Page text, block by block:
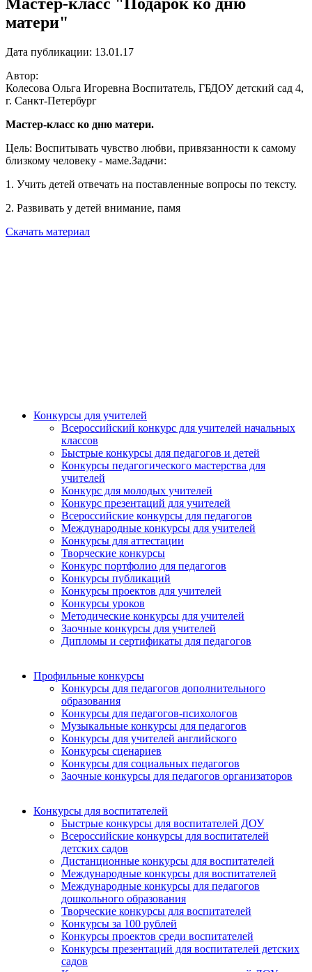
матери"
Дата публикации: 13.01.17
Автор:
Колесова Ольга Игоревна Воспитатель, ГБДОУ детский сад 4,
г. Санкт-Петербург
Мастер-класс ко дню матери.
Цель: Воспитывать чувство любви, привязанности к самому
близкому человеку - маме.Задачи:
1. Учить детей отвечать на поставленные вопросы по тексту.
2. Развивать у детей внимание, памя
Скачать материал
Конкурсы для учителей
Всероссийский конкурс для учителей начальных
классов
Быстрые конкурсы для педагогов и детей
Конкурсы педагогического мастерства для
учителей
Конкурс для молодых учителей
Конкурс презентаций для учителей
Всероссийские конкурсы для педагогов
Международные конкурсы для учителей
Конкурсы для аттестации
Творческие конкурсы
Конкурс портфолио для педагогов
Конкурсы публикаций
Конкурсы проектов для учителей
Конкурсы уроков
Методические конкурсы для учителей
Заочные конкурсы для учителей
Дипломы и сертификаты для педагогов
Профильные конкурсы
Конкурсы для педагогов дополнительного
образования
Конкурсы для педагогов-психологов
Музыкальные конкурсы для педагогов
Конкурсы для учителей английского
Конкурсы сценариев
Конкурсы для социальных педагогов
Заочные конкурсы для педагогов организаторов
Конкурсы для воспитателей
Быстрые конкурсы для воспитателей ДОУ
Всероссийские конкурсы для воспитателей
детских садов
Дистанционные конкурсы для воспитателей
Международные конкурсы для воспитателей
Международные конкурсы для педагогов
дошкольного образования
Творческие конкурсы для воспитателей
Конкурсы за 100 рублей
Конкурсы проектов среди воспитателей
Конкурсы презентаций для воспитателей детских
садов